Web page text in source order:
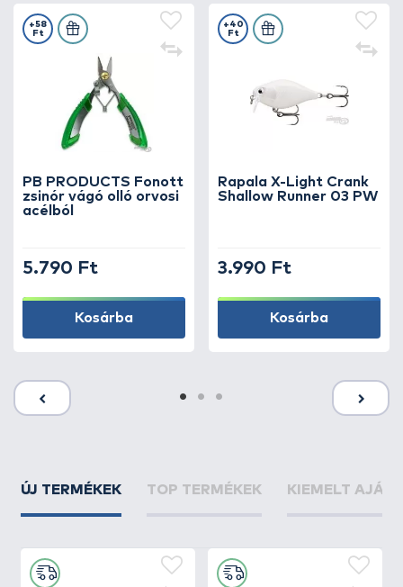
PB PRODUCTS Fonott
zsinór vágó olló orvosi
acélból
+58
Ft
5.790 Ft
Kosárba
Rapala X-Light Crank
Shallow Runner 03 PW
+40
Ft
3.990 Ft
Kosárba
ÚJ TERMÉKEK TOP TERMÉKEK KIEMELT